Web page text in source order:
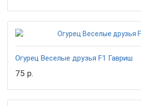
Огурец Веселые друзья F1 Гавриш
75 р.